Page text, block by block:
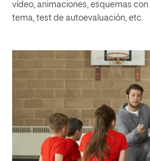
vídeo, animaciones, esquemas
tema, test de autoevaluación, etc.